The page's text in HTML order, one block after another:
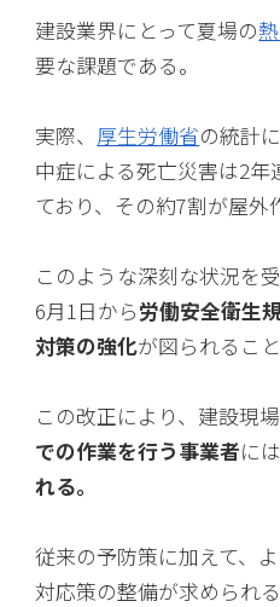
建設業界にとって夏場の
要な課題である。
実際、 厚生労働省の統計
中症による死亡災害は2
ており、その約7割が屋外
このような深刻な状況を
6月1日から労働安全衛生
対策の強化が図られるこ
この改正により、建設現
での作業を行う事業者に
れる。
従来の予防策に加えて、
対応策の整備が求められる